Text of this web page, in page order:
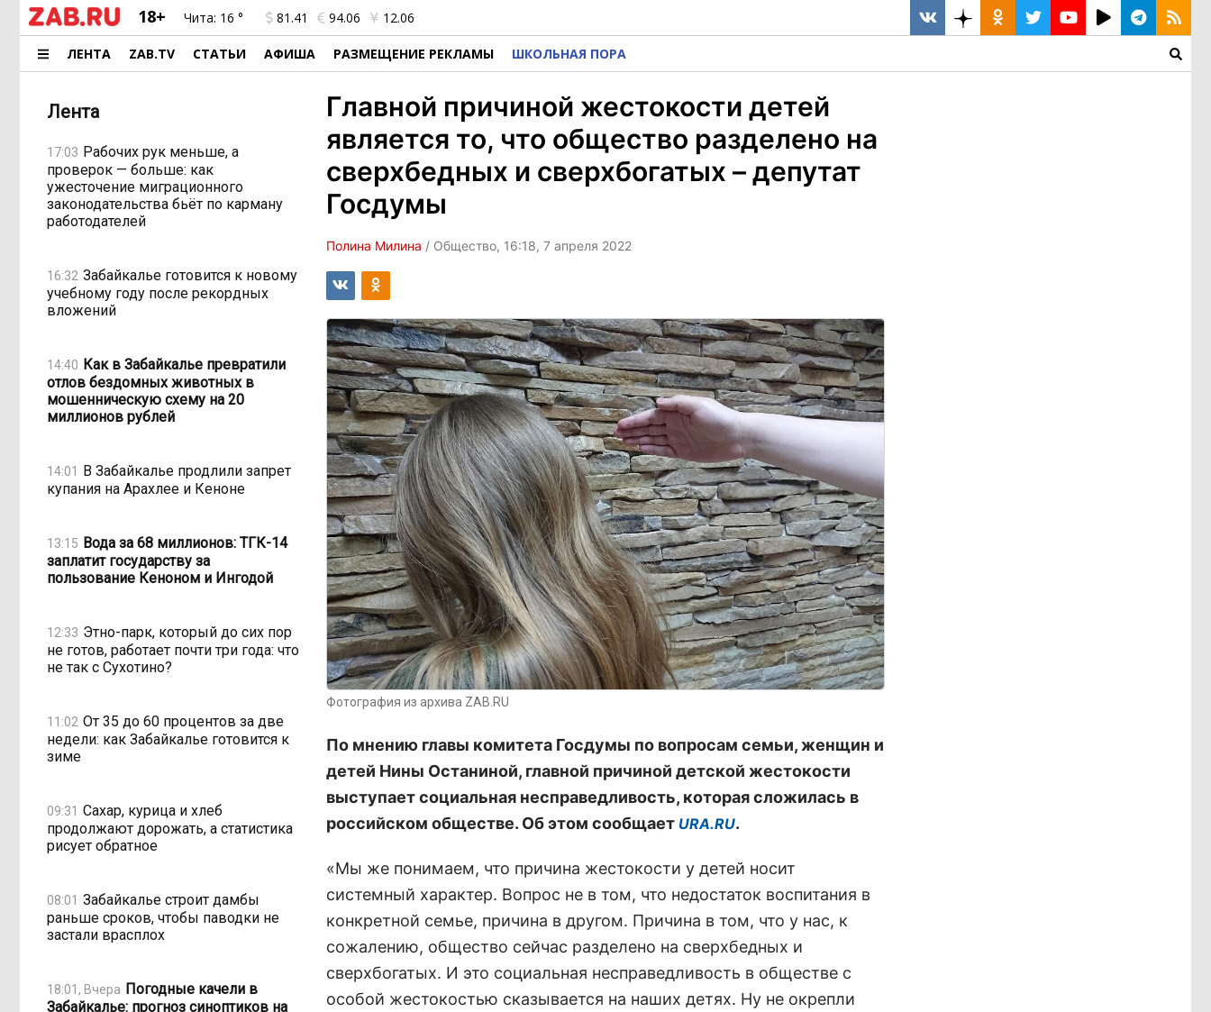
18+ Чита: 16 ° 81.41 94.06 12.06
ЛЕНТА ZAB.TV СТАТЬИ АФИША РАЗМЕЩЕНИЕ РЕКЛАМЫ ШКОЛЬНАЯ ПОРА
Лента
17:03 Рабочих рук меньше, а
проверок — больше: как
ужесточение миграционного
законодательства бьёт по карману
работодателей
16:32 Забайкалье готовится к новому
учебному году после рекордных
вложений
14:40 Как в Забайкалье превратили
отлов бездомных животных в
мошенническую схему на 20
миллионов рублей
14:01 В Забайкалье продлили запрет
купания на Арахлее и Кеноне
13:15 Вода за 68 миллионов: ТГК-14
заплатит государству за
пользование Кеноном и Ингодой
12:33 Этно-парк, который до сих пор
не готов, работает почти три года: что
не так с Сухотино?
11:02 От 35 до 60 процентов за две
недели: как Забайкалье готовится к
зиме
09:31 Сахар, курица и хлеб
продолжают дорожать, а статистика
рисует обратное
08:01 Забайкалье строит дамбы
раньше сроков, чтобы паводки не
застали врасплох
18:01, Вчера Погодные качели в
Забайкалье: прогноз синоптиков на
Главной причиной жестокости детей
является то, что общество разделено на
сверхбедных и сверхбогатых – депутат
Госдумы
Полина Милина / Общество, 16:18, 7 апреля 2022
Фотография из архива ZAB.RU
По мнению главы комитета Госдумы по вопросам семьи, женщин и
детей Нины Останиной, главной причиной детской жестокости
выступает социальная несправедливость, которая сложилась в
российском обществе. Об этом сообщает URA.RU.
«Мы же понимаем, что причина жестокости у детей носит
системный характер. Вопрос не в том, что недостаток воспитания в
конкретной семье, причина в другом. Причина в том, что у нас, к
сожалению, общество сейчас разделено на сверхбедных и
сверхбогатых. И это социальная несправедливость в обществе с
особой жестокостью сказывается на наших детях. Ну не окрепли